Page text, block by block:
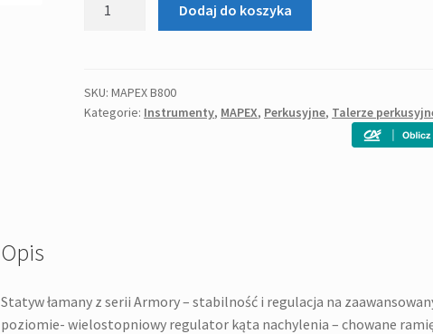
TALERZ
-
Dodaj do koszyka
SKU:MAPEX B800
Kategorie: Instrumenty, MAPEX, Perkusyjne, Talerze
Opis
Statyw łamany z serii Armory – stabilność i regulacja na
poziomie- wielostopniowy regulator kąta nachylenia – chowane